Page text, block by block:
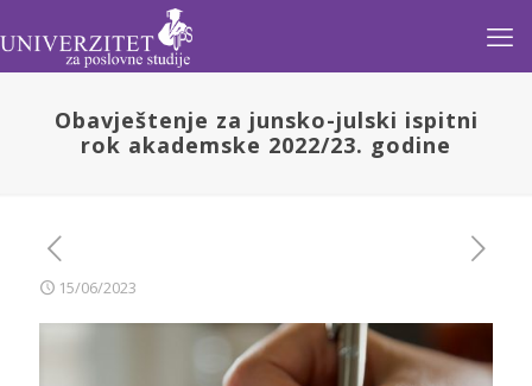
Obavještenje za junsko-julski ispitni
rok akademske 2022/23. godine
15/06/2023